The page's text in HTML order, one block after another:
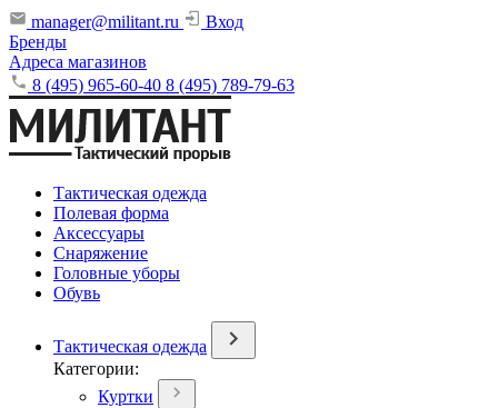
manager@militant.ru
Вход
Бренды
Адреса магазинов
8 (495) 965-60-40 8 (495) 789-79-63
Тактическая одежда
Полевая форма
Аксессуары
Снаряжение
Головные уборы
Обувь
Тактическая одежда
Категории:
Куртки